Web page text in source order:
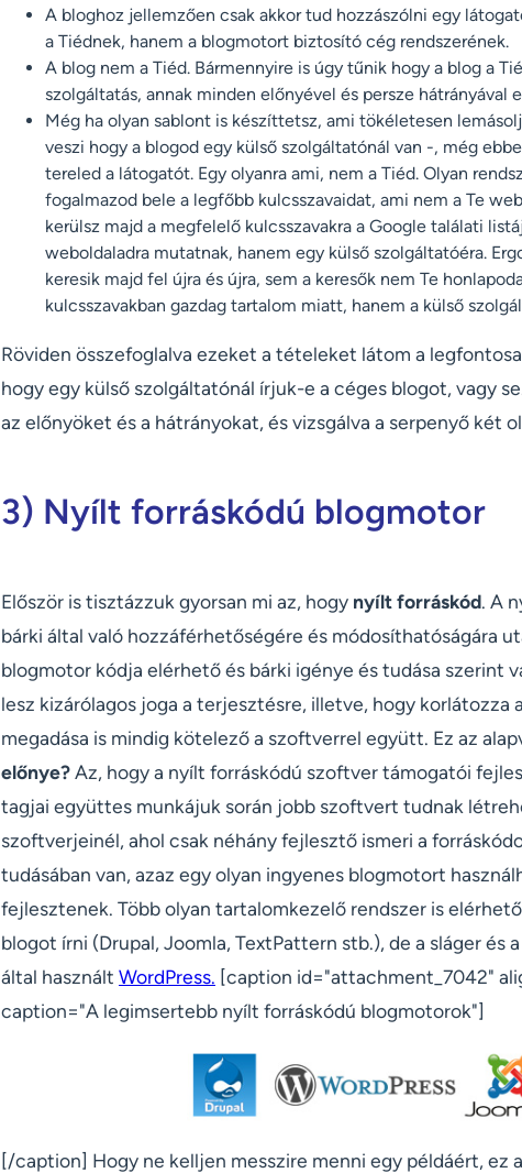
A bloghoz jellemzően csak akkor tud hozzászólni egy
a Tiédnek, hanem a blogmotort biztosító cég rendszerének.
A blog nem a Tiéd. Bármennyire is úgy tűnik hogy a blog a
szolgáltatás, annak minden előnyével és persze hátrányával
Még ha olyan sablont is készíttetsz, ami tökéletesen
veszi hogy a blogod egy külső szolgáltatónál van -, még
tereled a látogatót. Egy olyanra ami, nem a Tiéd. Olyan
fogalmazod bele a legfőbb kulcsszavaidat, ami nem a Te
kerülsz majd a megfelelő kulcsszavakra a Google találati
weboldaladra mutatnak, hanem egy külső szolgáltatóéra.
keresik majd fel újra és újra, sem a keresők nem Te
kulcsszavakban gazdag tartalom miatt, hanem a külső
Röviden összefoglalva ezeket a tételeket látom a
hogy egy külső szolgáltatónál írjuk-e a céges blogot, vagy
az előnyöket és a hátrányokat, és vizsgálva a serpenyő két
3) Nyílt forráskódú blogmotor
Először is tisztázzuk gyorsan mi az, hogy nyílt forráskód. A
bárki által való hozzáférhetőségére és módosíthatóságára
blogmotor kódja elérhető és bárki igénye és tudása szerint
lesz kizárólagos joga a terjesztésre, illetve, hogy korlátozza
megadása is mindig kötelező a szoftverrel együtt. Ez az
előnye?Az, hogy a nyílt forráskódú szoftver támogatói
tagjai együttes munkájuk során jobb szoftvert tudnak
szoftverjeinél, ahol csak néhány fejlesztő ismeri a
tudásában van, azaz egy olyan ingyenes blogmotort
fejlesztenek. Több olyan tartalomkezelő rendszer is
blogot írni (Drupal, Joomla, TextPattern stb.), de a sláger és
által használt WordPress. [caption id="attachment_7042"
caption="A legimsertebb nyílt forráskódú blogmotorok"]
[/caption] Hogy ne kelljen messzire menni egy példáért, ez